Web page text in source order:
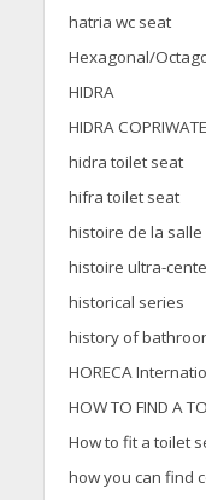
hatria wc seat
Hexagonal/
HIDRA
HIDRA
hidra toilet seat
hifra toilet seat
histoire de la
histoire ultra-
historical series
history of
HORECA
HOW TO FIND A
How to fit a toilet
how you can find